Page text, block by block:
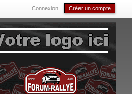
Connexion Créer un compte